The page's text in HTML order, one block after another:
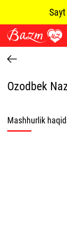
Ozodbek
Mashhurlik